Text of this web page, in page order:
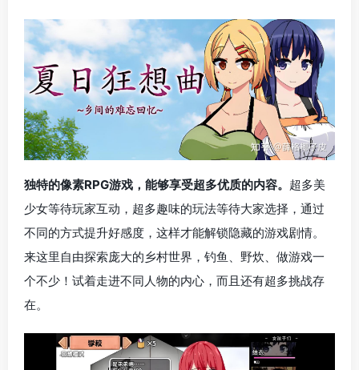
独特的像素RPG游戏，能够享受超多优质的内容。 超多美
少女等待玩家互动，超多趣味的玩法等待大家选择，通过
不同的方式提升好感度，这样才能解锁隐藏的游戏剧情。
来这里自由探索庞大的乡村世界，钓鱼、野炊、做游戏一
个不少！试着走进不同人物的内心，而且还有超多挑战存
在。